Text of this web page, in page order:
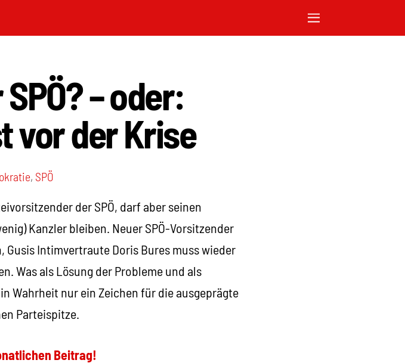
– oder:
vor der Krise
, SPÖ
der SPÖ, darf aber seinen
Kanzler bleiben. Neuer SPÖ-Vorsitzender
Intimvertraute Doris Bures muss wieder
Was als Lösung der Probleme und als
Wahrheit nur ein Zeichen für die ausgeprägte
Parteispitze.
Beitrag!